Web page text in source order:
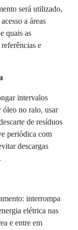
será utilizado,
a áreas
quais as
e
intervalos
óleo no ralo, usar
de resíduos
periódica com
descargas
interrompa
elétrica nas
e entre em